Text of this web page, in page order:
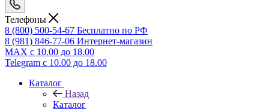
Телефоны
8 (800) 500-54-67 Бесплатно по РФ
8 (981) 846-77-06 Интернет-магазин
MAX с 10.00 до 18.00
Telegram с 10.00 до 18.00
Каталог
Назад
Каталог